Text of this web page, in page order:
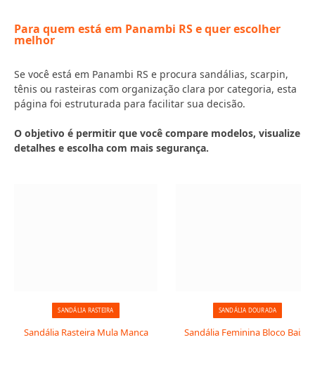
Para quem está em Panambi RS e quer escolher
melhor
Se você está em Panambi RS e procura sandálias, scarpin,
tênis ou rasteiras com organização clara por categoria, esta
página foi estruturada para facilitar sua decisão.
O objetivo é permitir que você compare modelos, visualize
detalhes e escolha com mais segurança.
SANDÁLIA RASTEIRA
Sandália Rasteira Mula Manca
SANDÁLIA DOURADA
Sandália Feminina Bloco Baixo